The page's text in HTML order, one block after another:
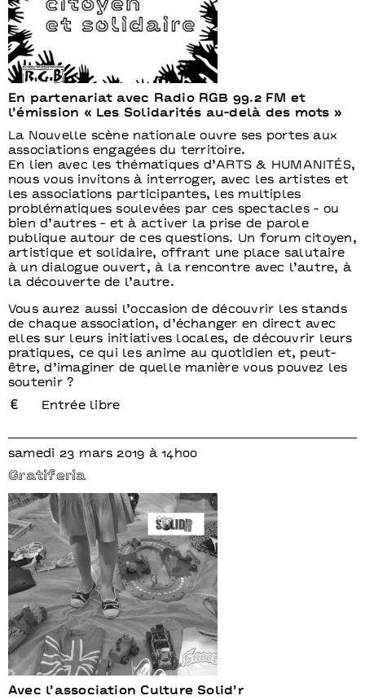
En partenariat avec Radio RGB 99.2 FM et
l’émission « Les Solidarités au-delà des mots »
La Nouvelle scène nationale ouvre ses portes aux
associations engagées du territoire.
En lien avec les thématiques d’ARTS & HUMANITÉS,
nous vous invitons à interroger, avec les artistes et
les associations participantes, les multiples
problématiques soulevées par ces spectacles - ou
bien d’autres - et à activer la prise de parole
publique autour de ces questions. Un forum citoyen,
artistique et solidaire, offrant une place salutaire
à un dialogue ouvert, à la rencontre avec l’autre, à
la découverte de l’autre.
Vous aurez aussi l’occasion de découvrir les stands
de chaque association, d’échanger en direct avec
elles sur leurs initiatives locales, de découvrir leurs
pratiques, ce qui les anime au quotidien et, peut-
être, d’imaginer de quelle manière vous pouvez les
soutenir ?
Entrée libre
samedi 23 mars 2019 à 14h00
Gratiferia
Avec l’association Culture Solid’r